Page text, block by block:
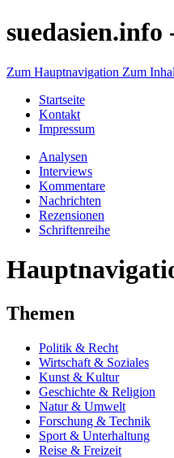
suedasien.info
Zum Hauptnavigation Zum
Startseite
Kontakt
Impressum
Analysen
Interviews
Kommentare
Nachrichten
Rezensionen
Schriftenreihe
Themen
Politik & Recht
Wirtschaft & Soziales
Kunst & Kultur
Geschichte & Religion
Natur & Umwelt
Forschung & Technik
Sport & Unterhaltung
Reise & Freizeit